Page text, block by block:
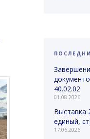
40.02.02
01.08.2026
Выставка
единый,
17.06.2026